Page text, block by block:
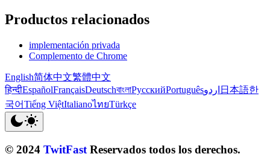
Productos relacionados
implementación privada
Complemento de Chrome
English简体中文繁體中文
हिन्दीEspañolFrançaisDeutschবাংলাРусскийPortuguêsاردو 日本語한
국어Tiếng ViệtItalianoไทยTürkçe
© 2024 TwitFast Reservados todos los derechos.